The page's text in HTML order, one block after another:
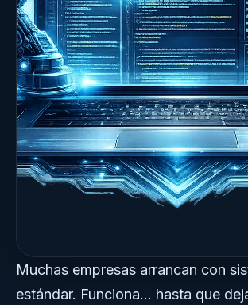
Muchas empresas arrancan con
estándar. Funciona... hasta que